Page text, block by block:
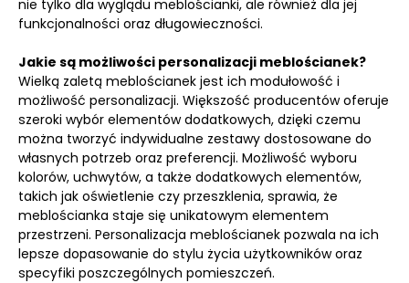
nie tylko dla wyglądu meblościanki, ale również dla jej
funkcjonalności oraz długowieczności.
Jakie są możliwości personalizacji meblościanek?
Wielką zaletą meblościanek jest ich modułowość i
możliwość personalizacji. Większość producentów oferuje
szeroki wybór elementów dodatkowych, dzięki czemu
można tworzyć indywidualne zestawy dostosowane do
własnych potrzeb oraz preferencji. Możliwość wyboru
kolorów, uchwytów, a także dodatkowych elementów,
takich jak oświetlenie czy przeszklenia, sprawia, że
meblościanka staje się unikatowym elementem
przestrzeni. Personalizacja meblościanek pozwala na ich
lepsze dopasowanie do stylu życia użytkowników oraz
specyfiki poszczególnych pomieszczeń.